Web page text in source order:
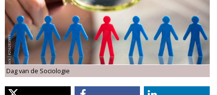
i
o
l
o
d
m
e
n
u
Dag van de Sociologie